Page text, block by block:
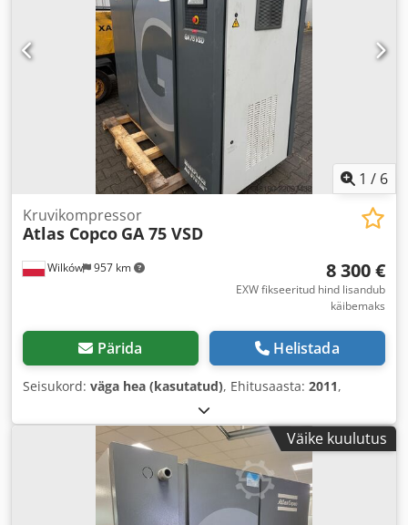
1 / 6
Wilków 957 km
Kruvikompressor
Atlas Copco GA 75 VSD
8 300 €
EXW fikseeritud hind lisandub
käibemaks
Pärida Helistada
Seisukord: väga hea (kasutatud), Ehitusaasta: 2011,
Väike kuulutus